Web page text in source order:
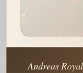
Andreas